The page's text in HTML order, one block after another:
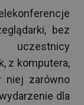
bez
uczestnicy
z komputera,
niej zarówno
dla